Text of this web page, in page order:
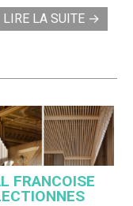
LIRE LA SUITE →
FRANCOISE